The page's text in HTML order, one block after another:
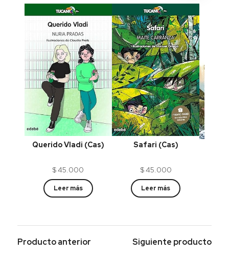
Querido Vladi (Cas)
$45.000
Leer más
Safari (Cas)
$45.000
Leer más
Producto anterior Siguiente producto